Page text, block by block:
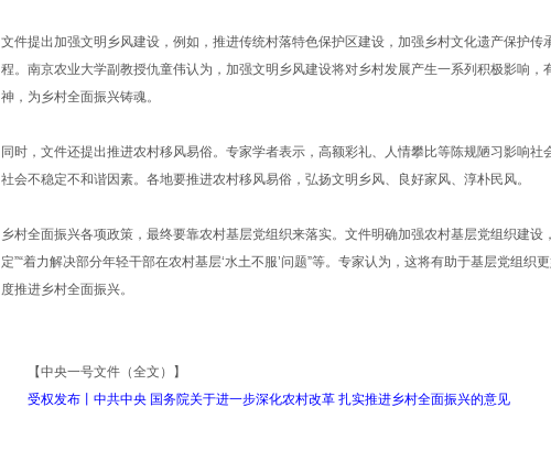
文件提出加强文明乡风建设，例如，推进传统村落特色保护区建设，加强乡村文化遗产保护
程。南京农业大学副教授仇童伟认为，加强文明乡风建设将对乡村发展产生一系列积极影响
神，为乡村全面振兴铸魂。
同时，文件还提出推进农村移风易俗。专家学者表示，高额彩礼、人情攀比等陈规陋习影响社
社会不稳定不和谐因素。各地要推进农村移风易俗，弘扬文明乡风、良好家风、淳朴民风。
乡村全面振兴各项政策，最终要靠农村基层党组织来落实。文件明确加强农村基层党组织建设
定”“着力解决部分年轻干部在农村基层‘水土不服’问题”等。专家认为，这将有助于基层党组织
度推进乡村全面振兴。
【中央一号文件（全文）】
受权发布丨中共中央 国务院关于进一步深化农村改革 扎实推进乡村全面振兴的意见